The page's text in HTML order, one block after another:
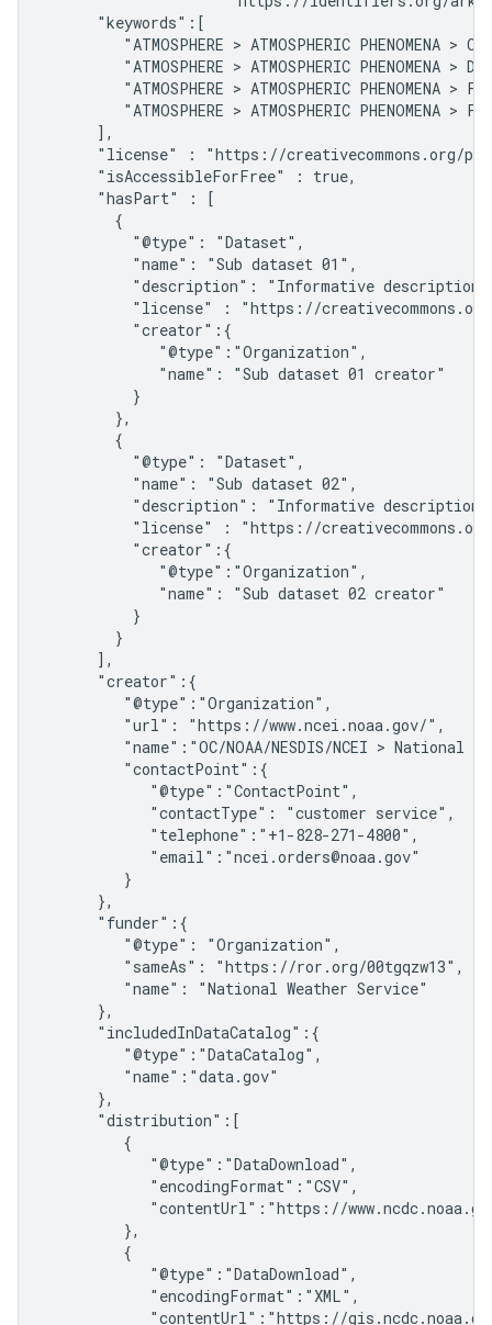
      "keywords":[
"ATMOSPHERE > ATMOSPHERIC PHENOMENA >
"ATMOSPHERE > ATMOSPHERIC PHENOMENA >
"ATMOSPHERE > ATMOSPHERIC PHENOMENA >
"ATMOSPHERE > ATMOSPHERIC PHENOMENA >
      ],
"license" : "https://creativecommons.org/
      "isAccessibleForFree" : true,
      "hasPart" : [
        {
          "@type": "Dataset",
          "name": "Sub dataset 01",
"description": "Informative description
"license" : "https://
          "creator":{
             "@type":"Organization",
             "name": "Sub dataset 01 creator"
          }
        },
        {
          "@type": "Dataset",
          "name": "Sub dataset 02",
"description": "Informative description
"license" : "https://
          "creator":{
             "@type":"Organization",
             "name": "Sub dataset 02 creator"
          }
        }
      ],
      "creator":{
         "@type":"Organization",
         "url": "https://www.ncei.noaa.gov/",
"name":"OC/NOAA/NESDIS/NCEI > National
         "contactPoint":{
            "@type":"ContactPoint",
            "contactType": "customer service",
            "telephone":"+1-828-271-4800",
            "email":"ncei.orders@noaa.gov"
         }
      },
      "funder":{
         "@type": "Organization",
         "sameAs": "https://ror.org/00tgqzw13",
         "name": "National Weather Service"
      },
      "includedInDataCatalog":{
         "@type":"DataCatalog",
         "name":"data.gov"
      },
      "distribution":[
         {
            "@type":"DataDownload",
            "encodingFormat":"CSV",
"contentUrl":"https://
         },
         {
            "@type":"DataDownload",
            "encodingFormat":"XML",
"contentUrl":"https://